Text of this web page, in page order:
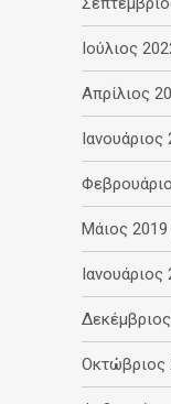
Ιούλιος
Απρίλιος
Ιανουάριος
Μάιος 2019
Ιανουάριος
Οκτώβριος